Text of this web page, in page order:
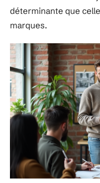
déterminante que
marques.